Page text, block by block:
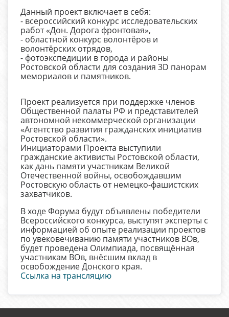
Данный проект включает в себя:
- всероссийский конкурс исследовательских
работ «Дон. Дорога фронтовая»,
- областной конкурс волонтёров и
волонтёрских отрядов,
- фотоэкспедиции в города и районы
Ростовской области для создания 3D панорам
мемориалов и памятников.
Проект реализуется при поддержке членов
Общественной палаты РФ и представителей
автономной некоммерческой организации
«Агентство развития гражданских инициатив
Ростовской области».
Инициаторами Проекта выступили
гражданские активисты Ростовской области,
как дань памяти участникам Великой
Отечественной войны, освобождавшим
Ростовскую область от немецко-фашистских
захватчиков.
В ходе Форума будут объявлены победители
Всероссийского конкурса, выступят эксперты с
информацией об опыте реализации проектов
по увековечиванию памяти участников ВОв,
будет проведена Олимпиада, посвящённая
участникам ВОв, внёсшим вклад в
освобождение Донского края.
Ссылка на трансляцию